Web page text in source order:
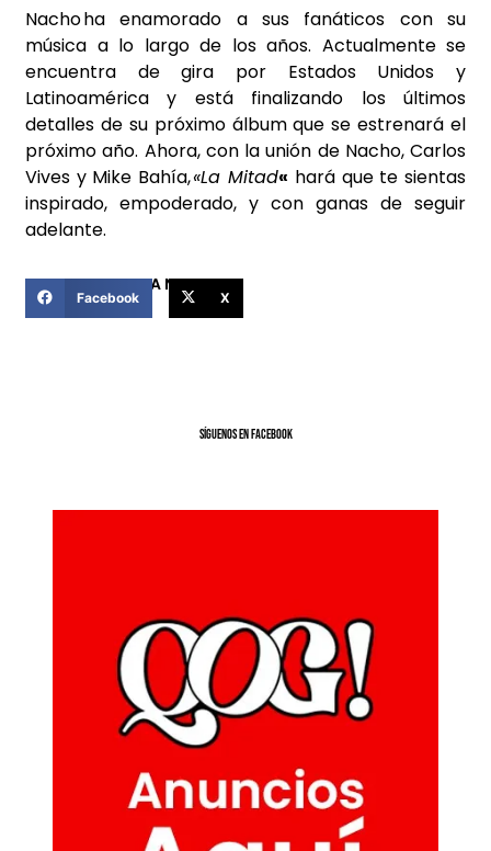
Nacho ha enamorado a sus fanáticos con su
música a lo largo de los años. Actualmente se
encuentra de gira por Estados Unidos y
Latinoamérica y está finalizando los últimos
detalles de su próximo álbum que se estrenará el
próximo año. Ahora, con la unión de Nacho, Carlos
Vives y Mike Bahía,«La Mitad« hará que te sientas
inspirado, empoderado, y con ganas de seguir
adelante.
COMPARTIR ESTA NOTICIA
Facebook X
SíGUENOS EN FACEBOOK